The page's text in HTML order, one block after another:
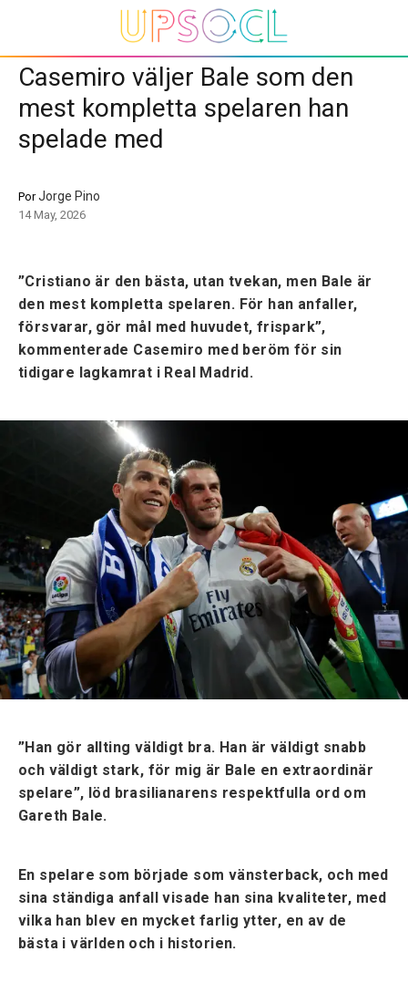
Casemiro väljer Bale som den
mest kompletta spelaren han
spelade med
PorJorge Pino
14 May, 2026
”Cristiano är den bästa, utan tvekan, men Bale är
den mest kompletta spelaren. För han anfaller,
försvarar, gör mål med huvudet, frispark”,
kommenterade Casemiro med beröm för sin
tidigare lagkamrat i Real Madrid.
”Han gör allting väldigt bra. Han är väldigt snabb
och väldigt stark, för mig är Bale en extraordinär
spelare”, löd brasilianarens respektfulla ord om
Gareth Bale.
En spelare som började som vänsterback, och med
sina ständiga anfall visade han sina kvaliteter, med
vilka han blev en mycket farlig ytter, en av de
bästa i världen och i historien.